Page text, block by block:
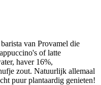
van Provamel die
of latte
haver 16%,
zout. Natuurlijk allemaal
puur plantaardig genieten!